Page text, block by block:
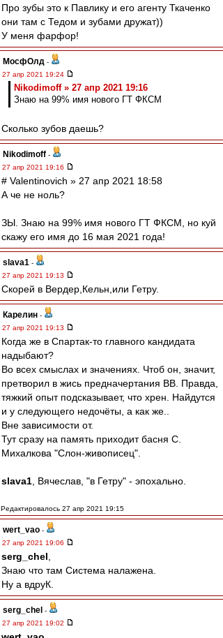
Про зубы это к Павлику и его агенту Ткаченко
они там с Тедом и зубами дружат))
У меня фарфор!
МосфОлд -
27 апр 2021 19:24
Nikodimoff » 27 апр 2021 19:16
Знаю на 99% имя нового ГТ ФКСМ
Сколько зубов даешь?
Nikodimoff -
27 апр 2021 19:16
# Valentinovich » 27 апр 2021 18:58
А че не ноль?
ЗЫ. Знаю на 99% имя нового ГТ ФКСМ, но куй
скажу его имя до 16 мая 2021 года!
slava1 -
27 апр 2021 19:13
Скорей в Вердер,Кельн,или Гетру.
Карелин -
27 апр 2021 19:13
Когда же в Спартак-то главного кандидата
надыбают?
Во всех смыслах и значениях. Чтоб он, значит,
претворил в жись предначертания ВВ. Правда,
тяжкий опыт подсказывает, что хрен. Найдутся
и у следующего недочёты, а как же..
Вне зависимости от.
Тут сразу на память приходит басня С.
Михалкова "Слон-живописец".
slava1 , Вячеслав, "в Гетру" - эпохально.
Редактировалось 27 апр 2021 19:15
wert_vao -
27 апр 2021 19:06
serg_chel
Знаю что там Система налажена.
Ну а вдруК.
serg_chel -
27 апр 2021 19:02